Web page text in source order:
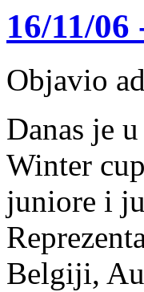
16/11/
Objavio
Danas je
Winter
juniore i
Belgiji,